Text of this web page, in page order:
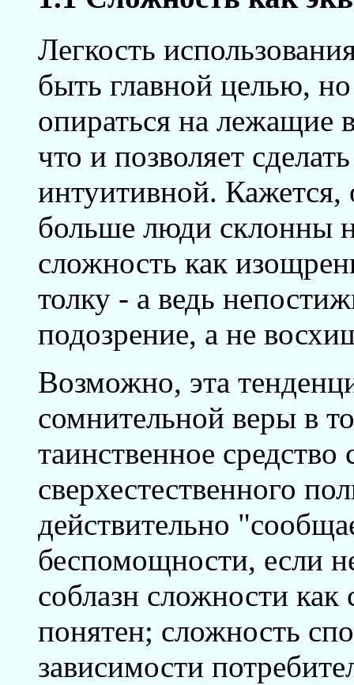
Легкость
быть главной целью,
опираться на лежащие
что и позволяет
интуитивной.
больше люди склонны
сложность как
толку - а ведь
подозрение, а не
Возможно, эта
сомнительной веры в
таинственное
сверхестественного
действительно
беспомощности, если
соблазн сложности
понятен; сложность
зависимости